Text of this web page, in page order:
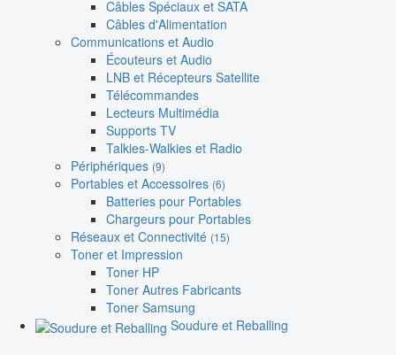
Câbles Spéciaux et SATA
Câbles d'Alimentation
Communications et Audio
Écouteurs et Audio
LNB et Récepteurs Satellite
Télécommandes
Lecteurs Multimédia
Supports TV
Talkies-Walkies et Radio
Périphériques (9)
Portables et Accessoires (6)
Batteries pour Portables
Chargeurs pour Portables
Réseaux et Connectivité (15)
Toner et Impression
Toner HP
Toner Autres Fabricants
Toner Samsung
Soudure et Reballing